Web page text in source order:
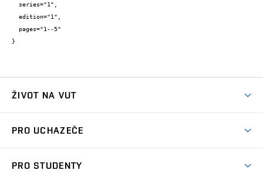
}
ŽIVOT NA VUT
Koleje
PRO UCHAZEČE
PRO STUDENTY